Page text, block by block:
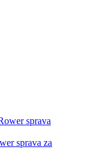
sprava za